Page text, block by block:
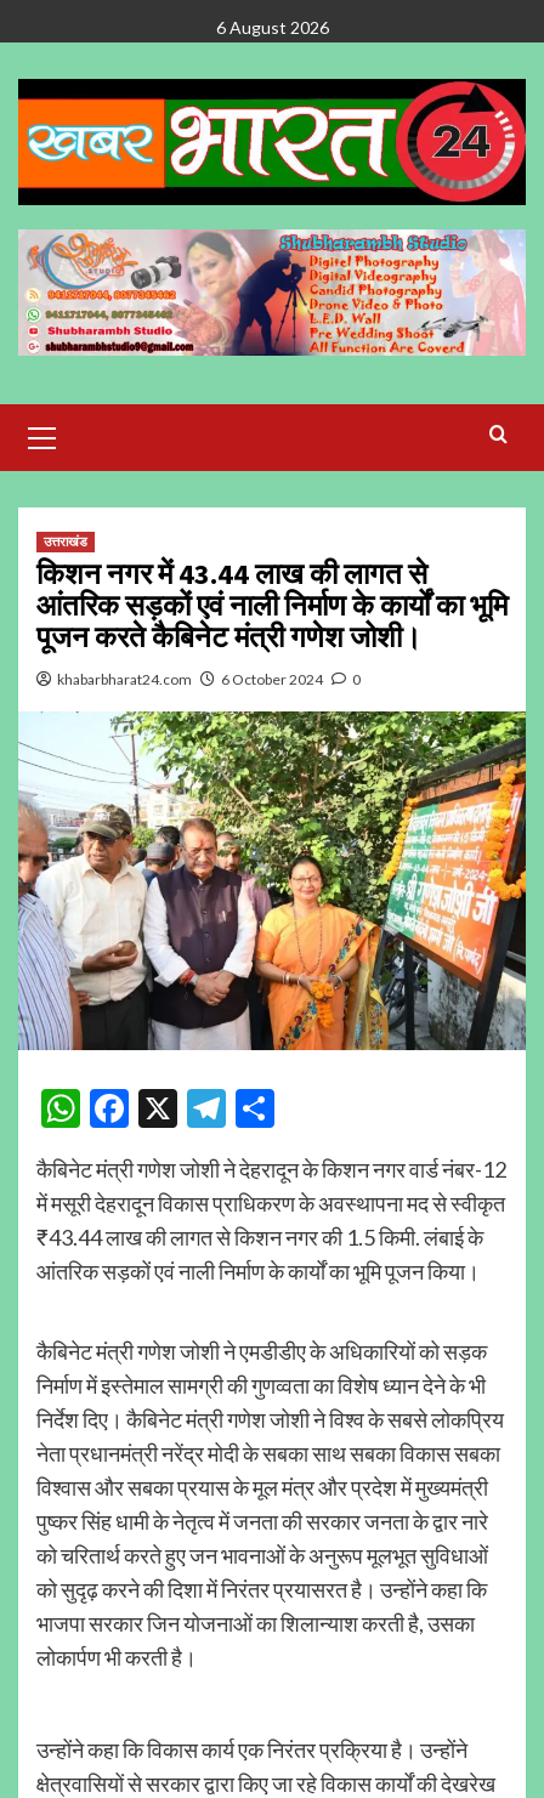
to
content
6 August 2026
Menu
उत्तराखंड
किशन नगर में ₹43.44 लाख की लागत से
आंतरिक सड़कों एवं नाली निर्माण के कार्यों का भूमि
पूजन करते कैबिनेट मंत्री गणेश जोशी।
khabarbharat24.com 6 October 2024 0
WhatsApp
Facebook
X Telegram
कैबिनेट मंत्री गणेश जोशी ने देहरादून के किशन नगर वार्ड नंबर-12
में मसूरी देहरादून विकास प्राधिकरण के अवस्थापना मद से स्वीकृत
₹43.44 लाख की लागत से किशन नगर की 1.5 किमी. लंबाई के
आंतरिक सड़कों एवं नाली निर्माण के कार्यों का भूमि पूजन किया।
कैबिनेट मंत्री गणेश जोशी ने एमडीडीए के अधिकारियों को सड़क
निर्माण में इस्तेमाल सामग्री की गुणव्वता का विशेष ध्यान देने के भी
निर्देश दिए। कैबिनेट मंत्री गणेश जोशी ने विश्व के सबसे लोकप्रिय
नेता प्रधानमंत्री नरेंद्र मोदी के सबका साथ सबका विकास सबका
विश्वास और सबका प्रयास के मूल मंत्र और प्रदेश में मुख्यमंत्री
पुष्कर सिंह धामी के नेतृत्व में जनता की सरकार जनता के द्वार नारे
को चरितार्थ करते हुए जन भावनाओं के अनुरूप मूलभूत सुविधाओं
को सुदृढ़ करने की दिशा में निरंतर प्रयासरत है। उन्होंने कहा कि
भाजपा सरकार जिन योजनाओं का शिलान्याश करती है, उसका
लोकार्पण भी करती है।
उन्होंने कहा कि विकास कार्य एक निरंतर प्रक्रिया है। उन्होंने
क्षेत्रवासियों से सरकार द्वारा किए जा रहे विकास कार्यों की देखरेख